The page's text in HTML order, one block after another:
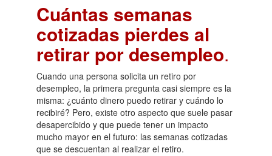
Cuántas semanas
cotizadas pierdes al
retirar por desempleo.
Cuando una persona solicita un retiro por
desempleo, la primera pregunta casi siempre es la
misma: ¿cuánto dinero puedo retirar y cuándo lo
recibiré? Pero, existe otro aspecto que suele pasar
desapercibido y que puede tener un impacto
mucho mayor en el futuro: las semanas cotizadas
que se descuentan al realizar el retiro.